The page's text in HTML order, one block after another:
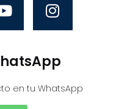
en tu WhatsApp